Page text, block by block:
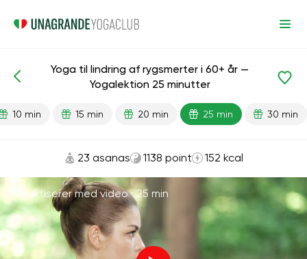
Færdiglavede lektioner Alder
Yoga til lindring af rygsmerter i 60+ år —
Yogalektion 25 minutter
10 min 15 min 20 min 25 min 30 min
23 asanas 1138 point 152 kcal
Praktiserer med video ·25 min